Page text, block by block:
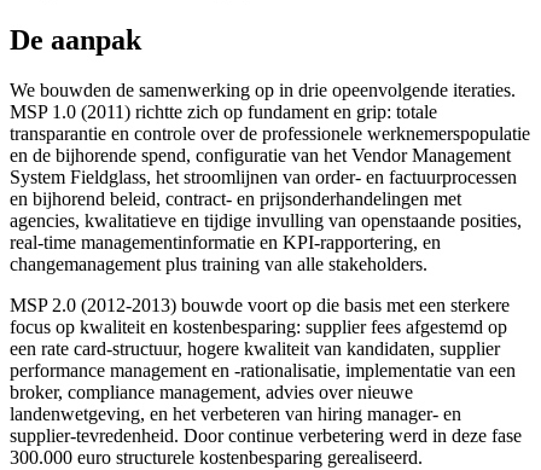
De aanpak
We bouwden de samenwerking op in drie opeenvolgende iteraties.
MSP 1.0 (2011) richtte zich op fundament en grip: totale
transparantie en controle over de professionele werknemerspopulatie
en de bijhorende spend, configuratie van het Vendor Management
System Fieldglass, het stroomlijnen van order- en factuurprocessen
en bijhorend beleid, contract- en prijsonderhandelingen met
agencies, kwalitatieve en tijdige invulling van openstaande posities,
real-time managementinformatie en KPI-rapportering, en
changemanagement plus training van alle stakeholders.
MSP 2.0 (2012-2013) bouwde voort op die basis met een sterkere
focus op kwaliteit en kostenbesparing: supplier fees afgestemd op
een rate card-structuur, hogere kwaliteit van kandidaten, supplier
performance management en -rationalisatie, implementatie van een
broker, compliance management, advies over nieuwe
landenwetgeving, en het verbeteren van hiring manager- en
supplier-tevredenheid. Door continue verbetering werd in deze fase
300.000 euro structurele kostenbesparing gerealiseerd.